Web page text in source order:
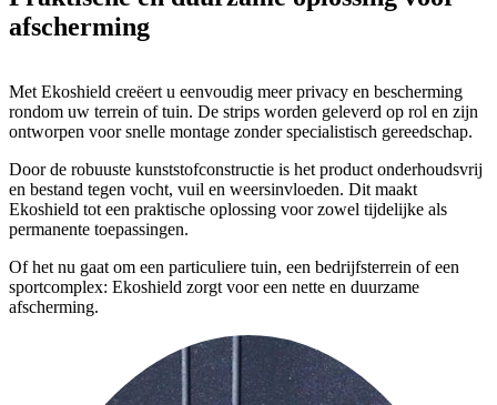
afscherming
Met Ekoshield creëert u eenvoudig meer privacy en bescherming
rondom uw terrein of tuin. De strips worden geleverd op rol en zijn
ontworpen voor snelle montage zonder specialistisch gereedschap.
Door de robuuste kunststofconstructie is het product onderhoudsvrij
en bestand tegen vocht, vuil en weersinvloeden. Dit maakt
Ekoshield tot een praktische oplossing voor zowel tijdelijke als
permanente toepassingen.
Of het nu gaat om een particuliere tuin, een bedrijfsterrein of een
sportcomplex: Ekoshield zorgt voor een nette en duurzame
afscherming.